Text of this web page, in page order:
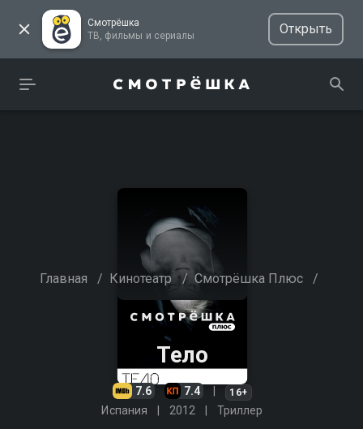
Смотрёшка
ТВ, фильмы и сериалы
Открыть
Главная / Кинотеатр / Смотрёшка Плюс /
Тело
7.6 7.4 16+
Испания 2012 Триллер